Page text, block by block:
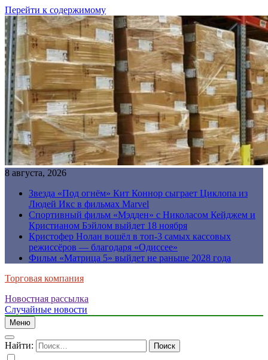
Перейти к содержимому
8 августа, 2026
Звезда «Под огнём» Кит Коннор сыграет Циклопа из
Людей Икс в фильмах Marvel
Спортивный фильм «Мэдден» с Николасом Кейджем и
Кристианом Бэйлом выйдет 18 ноября
Кристофер Нолан вошёл в топ-3 самых кассовых
режиссёров — благодаря «Одиссее»
Фильм «Матрица 5» выйдет не раньше 2028 года
Торговая компания
Новостная рассылка
Случайные новости
Меню
Найти: